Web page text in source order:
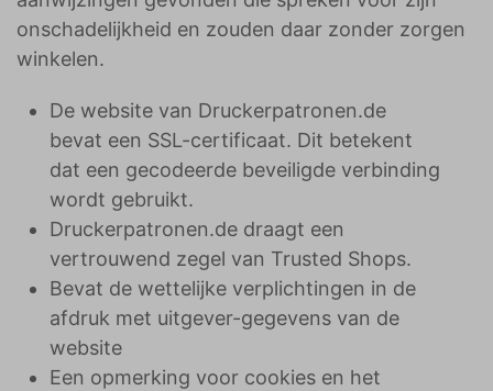
onschadelijkheid en zouden daar zonder zorgen
winkelen.
De website van Druckerpatronen.de
bevat een SSL-certificaat. Dit betekent
dat een gecodeerde beveiligde verbinding
wordt gebruikt.
Druckerpatronen.de draagt ​​een
vertrouwend zegel van Trusted Shops.
Bevat de wettelijke verplichtingen in de
afdruk met uitgever-gegevens van de
website
Een opmerking voor cookies en het